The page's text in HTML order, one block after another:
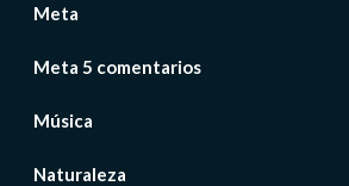
Meta
Meta 5 comentarios
Música
Naturaleza